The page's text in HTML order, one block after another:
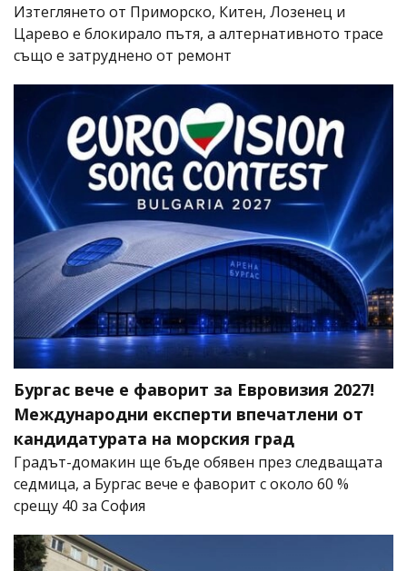
Изтеглянето от Приморско, Китен, Лозенец и
Царево е блокирало пътя, а алтернативното трасе
също е затруднено от ремонт
Бургас вече е фаворит за Евровизия 2027!
Международни експерти впечатлени от
кандидатурата на морския град
Градът-домакин ще бъде обявен през следващата
седмица, а Бургас вече е фаворит с около 60 %
срещу 40 за София